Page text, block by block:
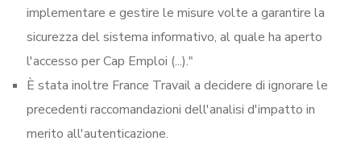
implementare e gestire le misure volte a garantire la
sicurezza del sistema informativo, al quale ha aperto
l'accesso per Cap Emploi (...)."
È stata inoltre France Travail a decidere di ignorare le
precedenti raccomandazioni dell'analisi d'impatto in
merito all'autenticazione.